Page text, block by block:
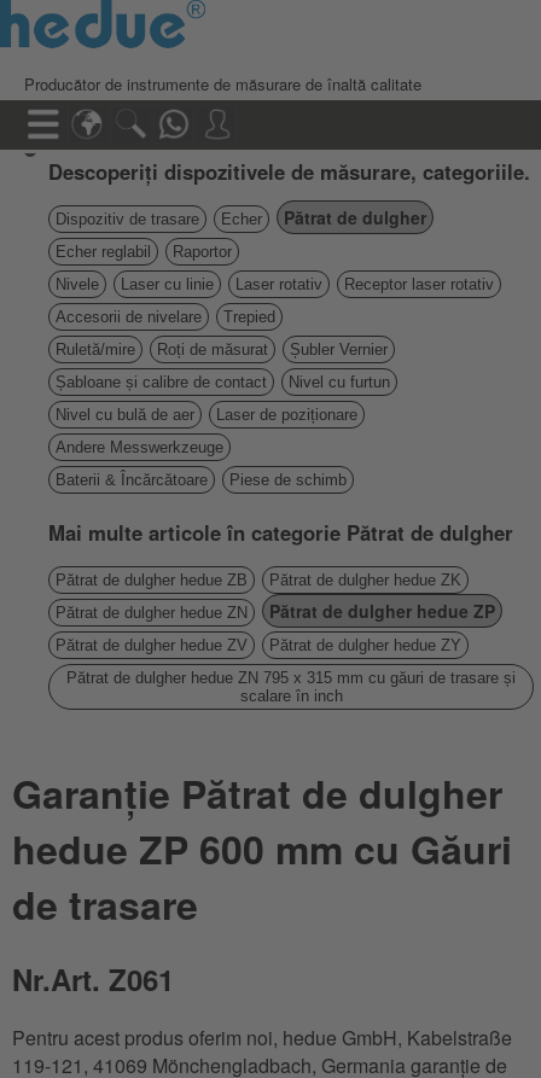
Producător de instrumente de măsurare de înaltă calitate
Descoperiți dispozitivele de măsurare, categoriile.
Dispozitiv de trasare Echer Pătrat de dulgher
Echer reglabil
Raportor
Nivele
Laser cu linie Laser rotativ
Receptor laser rotativ
Accesorii de nivelare
Trepied
Ruletă/mire
Roți de măsurat
Șubler Vernier
Șabloane și calibre de contact
Nivel cu furtun
Nivel cu bulă de aer
Laser de poziționare
Andere Messwerkzeuge
Baterii & Încărcătoare
Piese de schimb
Mai multe articole în categorie Pătrat de dulgher
Pătrat de dulgher hedue ZB
Pătrat de dulgher hedue ZK
Pătrat de dulgher hedue ZN
Pătrat de dulgher hedue ZP
Pătrat de dulgher hedue ZV
Pătrat de dulgher hedue ZY
Pătrat de dulgher hedue ZN 795 x 315 mm cu găuri de trasare și
scalare în inch
Garanție Pătrat de dulgher
hedue ZP 600 mm cu Găuri
de trasare
Nr.Art. Z061
Pentru acest produs oferim noi, hedue GmbH, Kabelstraße
119-121, 41069 Mönchengladbach, Germania garanție de